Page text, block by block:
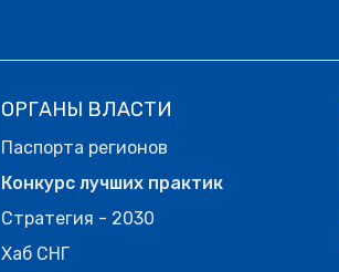
ОРГАНЫ ВЛАСТИ
Паспорта регионов
Конкурс лучших практик
Стратегия - 2030
Хаб СНГ